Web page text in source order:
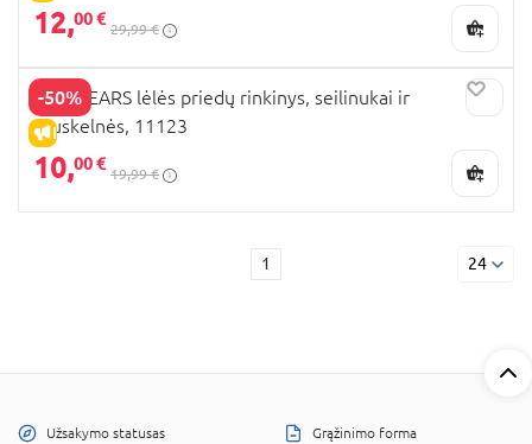
12,00 €
29,99 €
-50%
IŠPARDAVIMAS
TINY TEARS lėlės priedų rinkinys, seilinukai ir
sauskelnės, 11123
10,00 €
19,99 €
1 24
Užsakymo statusas Grąžinimo forma